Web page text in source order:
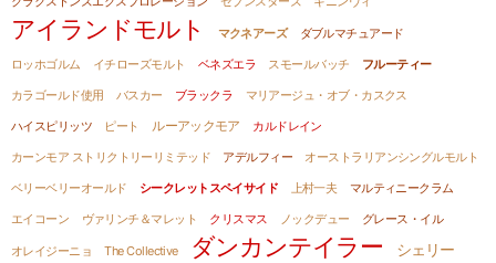
アイランドモルト マクネアーズ
ダブルマチュアード
ロッホゴルム
イチローズモルト ベネズエラ スモールバッチ
フルーティー
カラゴールド使用
バスカー ブラックラ
マリアージュ・オブ・カスクス
ハイスピリッツ
ピート ルーアックモア
カルドレイン
カーンモア ストリクトリーリミテッド
アデルフィー
オーストラリアンシングルモルト
ベリーベリーオールド
シークレットスペイサイド 上村一夫
マルティニークラム
エイコーン
ヴァリンチ＆マレット クリスマス ノックデュー グレース・イル
オレイジーニョ The Collective ダンカンテイラー シェリー